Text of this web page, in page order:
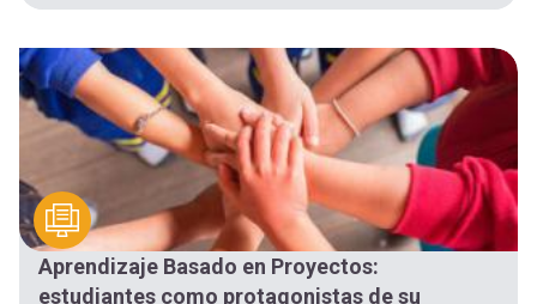
Aprendizaje Basado en Proyectos:
estudiantes como protagonistas de su